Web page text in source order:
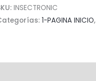
INSECTRONIC
1-PAGINA INICIO,